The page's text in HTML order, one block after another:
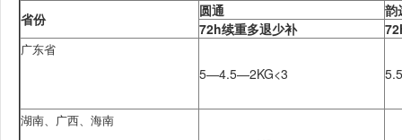
省份 圆通
韵
72h续重多退少补
广东省
5—4.5—2KG<3
湖南、广西、海南